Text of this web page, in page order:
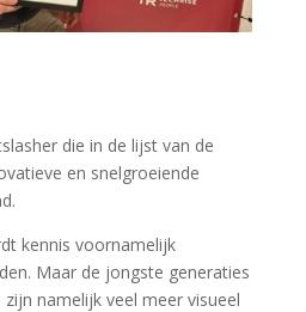
die in de lijst van de
en snelgroeiende
kennis voornamelijk
Maar de jongste generaties
namelijk veel meer visueel